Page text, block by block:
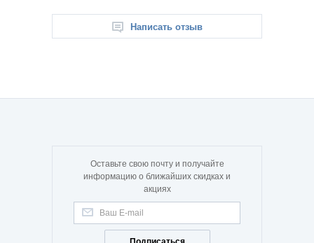
Написать отзыв
Оставьте свою почту и получайте
информацию о ближайших скидках и
акциях